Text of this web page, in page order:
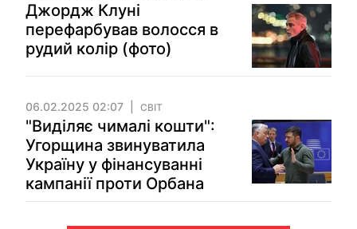
Джордж Клуні
перефарбував волосся в
рудий колір (фото)
06.02.2025 02:07 СВІТ
"Виділяє чималі кошти":
Угорщина звинуватила
Україну у фінансуванні
кампанії проти Орбана